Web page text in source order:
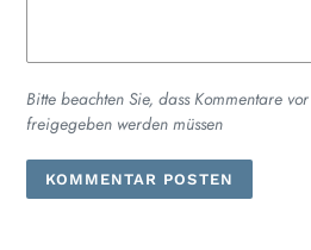
Bitte beachten Sie, dass Kommentare
freigegeben werden müssen